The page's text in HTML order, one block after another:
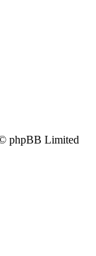
phpBB Limited